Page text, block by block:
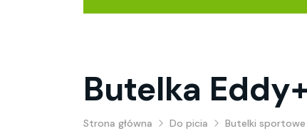
Butelka
Strona główna Do picia Butelki